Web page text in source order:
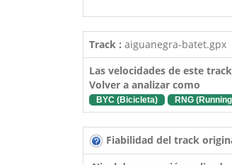
Track : aiguanegra-batet.gpx
Las velocidades de este
Volver a analizar como
BYC (Bicicleta) RNG
Fiabilidad del track